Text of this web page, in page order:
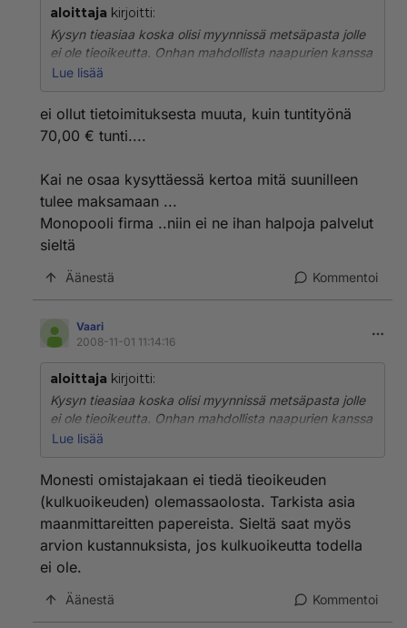
aloittaja kirjoitti:
Kysyn tieasiaa koska olisi myynnissä metsäpasta jolle
ei ole tieoikeutta. Onhan mahdollista naapurien kanssa
hommata yhteinen tiehanke. Miten naapurit on
tieoikeuden saaminen on tullut maksamaan? Tien teko
hinnan tiedän koska lähellä on menossa tiehanke,
helppo kohde tien teolle.
Lue lisää
ei ollut tietoimituksesta muuta, kuin tuntityönä
70,00 € tunti....
Kai ne osaa kysyttäessä kertoa mitä suunilleen
tulee maksamaan ...
Monopooli firma ..niin ei ne ihan halpoja palvelut
sieltä
Äänestä Kommentoi
Vaari
2008-11-01 11:14:16
aloittaja kirjoitti:
Kysyn tieasiaa koska olisi myynnissä metsäpasta jolle
ei ole tieoikeutta. Onhan mahdollista naapurien kanssa
hommata yhteinen tiehanke. Miten naapurit on
tieoikeuden saaminen on tullut maksamaan? Tien teko
hinnan tiedän koska lähellä on menossa tiehanke,
helppo kohde tien teolle.
Lue lisää
Monesti omistajakaan ei tiedä tieoikeuden
(kulkuoikeuden) olemassaolosta. Tarkista asia
maanmittareitten papereista. Sieltä saat myös
arvion kustannuksista, jos kulkuoikeutta todella
ei ole.
Äänestä Kommentoi